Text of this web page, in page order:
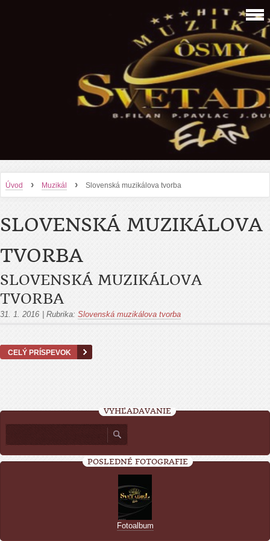
Úvod › Muzikál › Slovenská muzikálova tvorba
SLOVENSKÁ MUZIKÁLOVA
TVORBA
SLOVENSKÁ MUZIKÁLOVA
TVORBA
31. 1. 2016 Rubrika: Slovenská muzikálova tvorba
CELÝ PRÍSPEVOK
VYHĽADÁVANIE
POSLEDNÉ FOTOGRAFIE
Fotoalbum